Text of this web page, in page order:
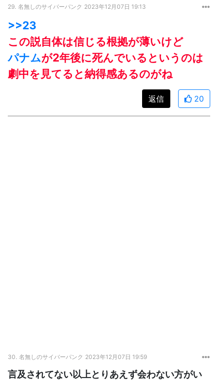
29. 名無しのサイバーパンク 2023年12月07日 19:13
>>23
この説自体は信じる根拠が薄いけど
パナムが2年後に死んでいるというのは
劇中を見てると納得感あるのがね
返信 20
30. 名無しのサイバーパンク 2023年12月07日 19:59
言及されてない以上とりあえず会わない方がい